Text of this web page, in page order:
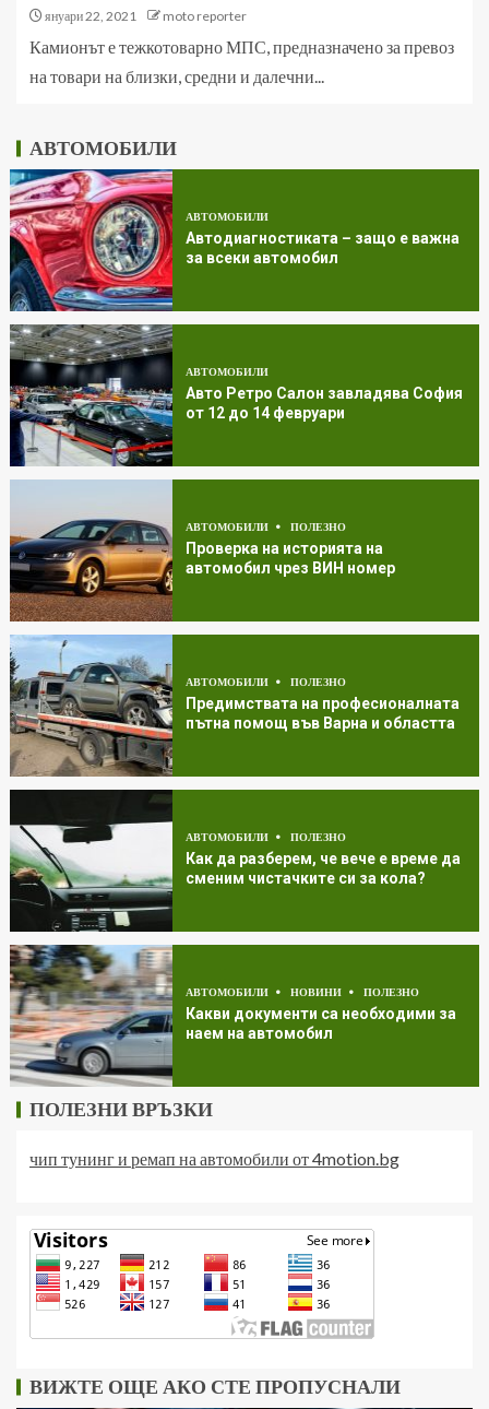
януари 22, 2021 moto reporter
Камионът е тежкотоварно МПС, предназначено за превоз
на товари на близки, средни и далечни...
АВТОМОБИЛИ
АВТОМОБИЛИ
Автодиагностиката – защо е важна
за всеки автомобил
АВТОМОБИЛИ
Авто Ретро Салон завладява София
от 12 до 14 февруари
АВТОМОБИЛИ ПОЛЕЗНО
Проверка на историята на
автомобил чрез ВИН номер
АВТОМОБИЛИ ПОЛЕЗНО
Предимствата на професионалната
пътна помощ във Варна и областта
АВТОМОБИЛИ ПОЛЕЗНО
Как да разберем, че вече е време да
сменим чистачките си за кола?
АВТОМОБИЛИ НОВИНИ ПОЛЕЗНО
Какви документи са необходими за
наем на автомобил
ПОЛЕЗНИ ВРЪЗКИ
чип тунинг и ремап на автомобили от 4motion.bg
ВИЖТЕ ОЩЕ АКО СТЕ ПРОПУСНАЛИ